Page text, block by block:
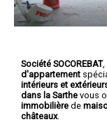
Société SOCOREBAT,
d'appartement
intérieurs et
dans la Sarthe vous
immobilière de
châteaux.